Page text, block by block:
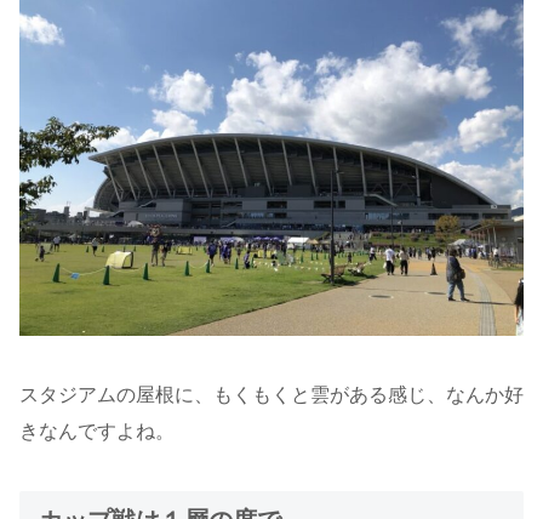
スタジアムの屋根に、もくもくと雲がある感じ、なんか好
きなんですよね。